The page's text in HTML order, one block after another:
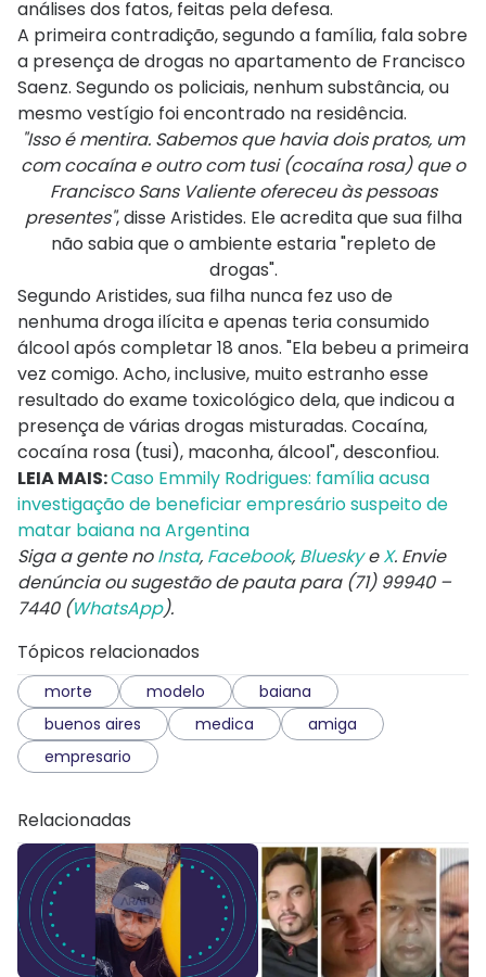
análises dos fatos, feitas pela defesa.
A primeira contradição, segundo a família, fala sobre
a presença de drogas no apartamento de Francisco
Saenz. Segundo os policiais, nenhum substância, ou
mesmo vestígio foi encontrado na residência.
"Isso é mentira. Sabemos que havia dois pratos, um
com cocaína e outro com tusi (cocaína rosa) que o
Francisco Sans Valiente ofereceu às pessoas
presentes", disse Aristides. Ele acredita que sua filha
não sabia que o ambiente estaria "repleto de
drogas".
Segundo Aristides, sua filha nunca fez uso de
nenhuma droga ilícita e apenas teria consumido
álcool após completar 18 anos. "Ela bebeu a primeira
vez comigo. Acho, inclusive, muito estranho esse
resultado do exame toxicológico dela, que indicou a
presença de várias drogas misturadas. Cocaína,
cocaína rosa (tusi), maconha, álcool", desconfiou.
LEIA MAIS:Caso Emmily Rodrigues: família acusa
investigação de beneficiar empresário suspeito de
matar baiana na Argentina
Siga a gente noInsta, Facebook, BlueskyeX. Envie
denúncia ou sugestão de pauta para (71) 99940 –
7440 (WhatsApp).
Tópicos relacionados
morte modelo
baiana
buenos aires
medica
amiga
empresario
Relacionadas